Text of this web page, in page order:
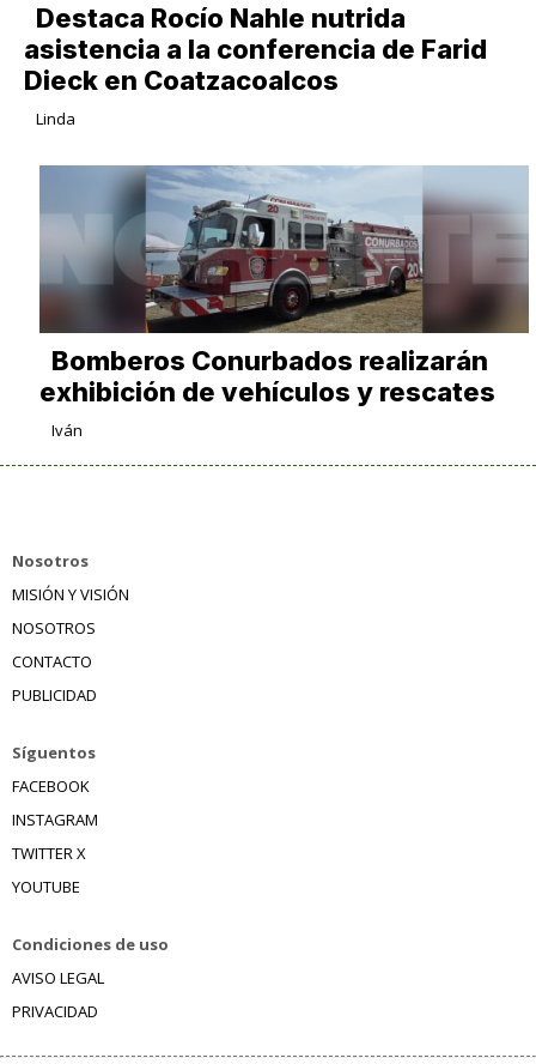
Destaca Rocío Nahle nutrida
asistencia a la conferencia de Farid
Dieck en Coatzacoalcos
Linda
Bomberos Conurbados realizarán
exhibición de vehículos y rescates
Iván
Nosotros
MISIÓN Y VISIÓN
NOSOTROS
CONTACTO
PUBLICIDAD
Síguentos
FACEBOOK
INSTAGRAM
TWITTER X
YOUTUBE
Condiciones de uso
AVISO LEGAL
PRIVACIDAD